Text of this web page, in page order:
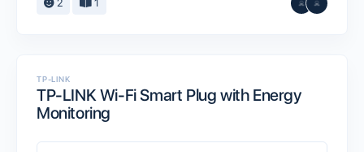
2 1
TP-LINK
TP-LINK Wi-Fi Smart Plug with Energy
Monitoring